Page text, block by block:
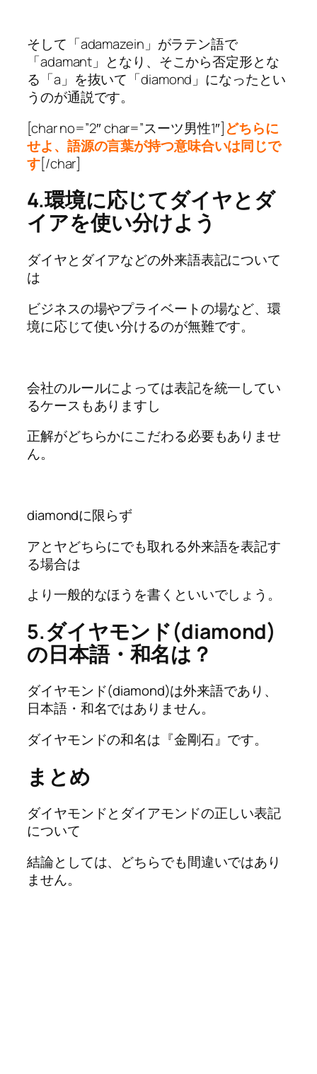
そして「adamazein」がラテン語で
「adamant」となり、そこから否定形とな
る「a」を抜いて「diamond」になったとい
うのが通説です。
[char no=”2″ char=”スーツ男性1″]どちらに
せよ、語源の言葉が持つ意味合いは同じで
す[/char]
4.環境に応じてダイヤとダ
イアを使い分けよう
ダイヤとダイアなどの外来語表記について
は
ビジネスの場やプライベートの場など、環
境に応じて使い分けるのが無難です。
会社のルールによっては表記を統一してい
るケースもありますし
正解がどちらかにこだわる必要もありませ
ん。
diamondに限らず
アとヤどちらにでも取れる外来語を表記す
る場合は
より一般的なほうを書くといいでしょう。
5.ダイヤモンド(diamond)
の日本語・和名は？
ダイヤモンド(diamond)は外来語であり、
日本語・和名ではありません。
ダイヤモンドの和名は『金剛石』です。
まとめ
ダイヤモンドとダイアモンドの正しい表記
について
結論としては、どちらでも間違いではあり
ません。